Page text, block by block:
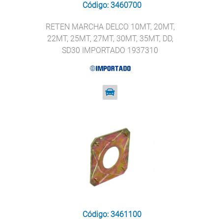
Código: 3460700
RETEN MARCHA DELCO 10MT, 20MT,
22MT, 25MT, 27MT, 30MT, 35MT, DD,
SD30 IMPORTADO 1937310
Código: 3461100